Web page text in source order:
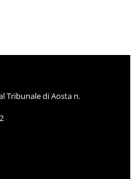
Tribunale di Aosta n.